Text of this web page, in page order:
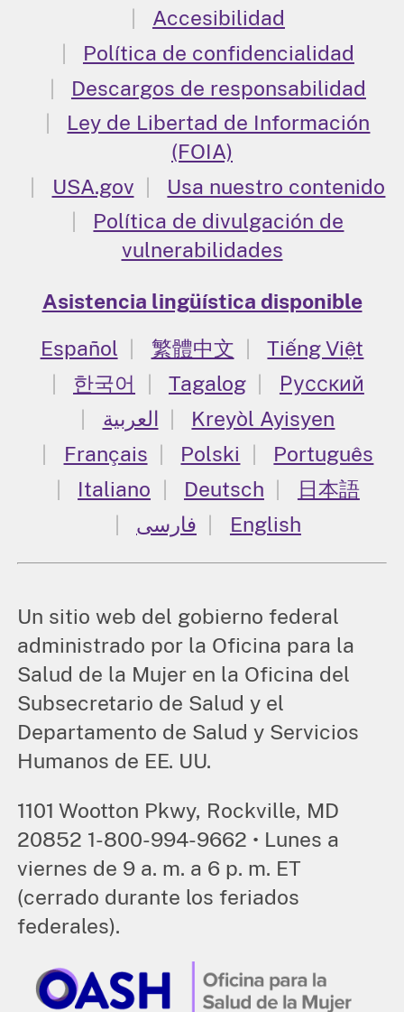
Accesibilidad
Política de confidencialidad
Descargos de responsabilidad
Ley de Libertad de Información
(FOIA)
USA.gov
Usa nuestro contenido
Política de divulgación de
vulnerabilidades
Asistencia lingüística disponible
Español
繁體中文
Tiếng Việt
한국어
Tagalog
Русский
العربية
Kreyòl Ayisyen
Français
Polski
Português
Italiano
Deutsch
日本語
فارسی
English
Un sitio web del gobierno federal
administrado por la Oficina para la
Salud de la Mujer en la Oficina del
Subsecretario de Salud y el
Departamento de Salud y Servicios
Humanos de EE. UU.
1101 Wootton Pkwy, Rockville, MD
20852 1-800-994-9662 • Lunes a
viernes de 9 a. m. a 6 p. m. ET
(cerrado durante los feriados
federales).